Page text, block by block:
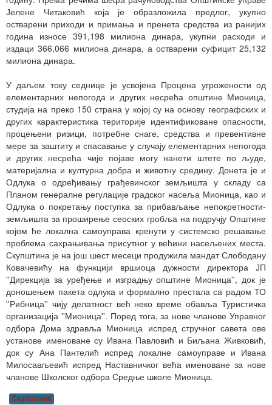
Јелене Читаковић која је образложила предлог, укупно
остварени приходи и примања и пренета средства из ранијих
година износе 391,198 милиона динара, укупни расходи и
издаци 366,066 милиона динара, а остварени суфицит 25,132
милиона динара.
У даљем току седнице је усвојена Процена угрожености од
елементарних непогода и других несрећа општине Мионица,
студија на преко 150 страна у којој су на основу географских и
других карактеристика територије идентификоване опасности,
процењени ризици, потребне снаге, средства и превентивне
мере за заштиту и спасавање у случају елементарних непогода
и других несрећа чије појаве могу нанети штете по људе,
материјална и културна добра и животну средину. Донета је и
Одлука о одређивању грађевинског земљишта у складу са
Планом генералне регулације градског насеља Мионица, као и
Одлука о покретању поступка за прибављање непокретности-
земљишта за проширење сеоских гробља на подручју Општине
којом ће локална самоуправа кренути у системско решавање
проблема сахрањивања присутног у већини насељених места.
Скупштина је на још шест месеци продужила мандат Слободану
Ковачевићу на функцији вршиоца дужности директора ЈП
''Дирекција за уређење и изградњу општине Мионица'', док је
доношењем пакета одлука и формално престала са радом ТО
''Рибница'' чију делатност већ неко време обавља Туристичка
организација ''Мионица''. Поред тога, за нове чланове Управног
одбора Дома здравља Мионица испред стручног савета ове
установе именоване су Ивана Павловић и Биљана Живковић,
док су Ана Пантелић испред локалне самоуправе и Ивана
Милосављевић испред Наставничког већа именоване за нове
чланове Школског одбора Средње школе Мионица.
Скупштина